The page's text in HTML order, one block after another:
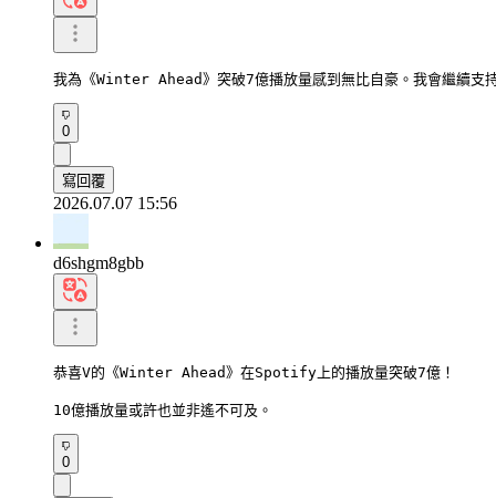
我為《Winter Ahead》突破7億播放量感到無比自豪。我會繼續支
0
寫回覆
2026.07.07 15:56
d6shgm8gbb
恭喜V的《Winter Ahead》在Spotify上的播放量突破7億！
10億播放量或許也並非遙不可及。
0